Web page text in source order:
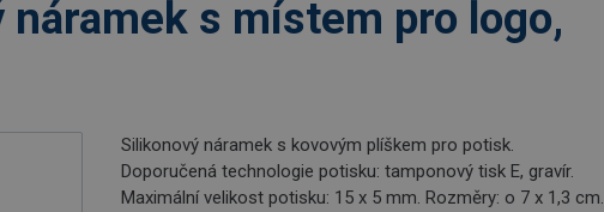
náramek s místem pro logo,
Silikonový náramek s kovovým plíškem pro potisk.
Doporučená technologie potisku: tamponový tisk E, gravír.
Maximální velikost potisku: 15 x 5 mm. Rozměry: o 7 x 1,3 cm.